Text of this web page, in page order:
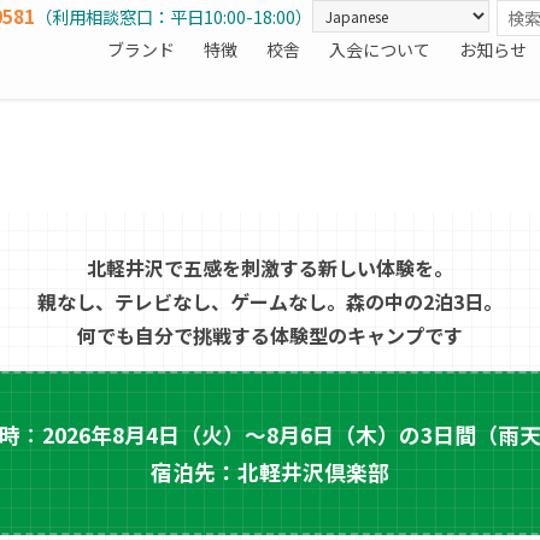
ブランド 特徴 校舎 入会について お知らせ
（利用相談窓口：平日10:00-18:00）
北軽井沢で五感を刺激する新しい体験を。
親なし、テレビなし、ゲームなし。 森の中の2泊3日。
何でも自分で挑戦する体験型のキャンプです
：2026年8月4日（火）～8月6日（木）の3日間（雨
宿泊先：北軽井沢倶楽部